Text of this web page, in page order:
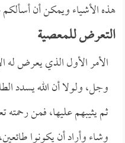
هذه الأشياء ويمكن أن
التعرض للمعصية
الأمر الأول الذي يعرض له
وجل، ولولا أن الله يسدد
ثم يثيبهم عليها، فمن رحمته
وشاء وأراد أن يكونوا